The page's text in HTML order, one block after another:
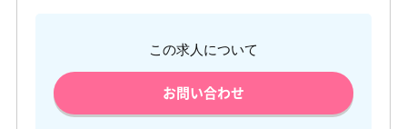
この求人について
お問い合わせ